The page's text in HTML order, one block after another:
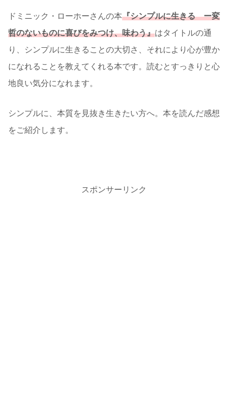
ドミニック・ローホーさんの本『シンプルに生きる ー変
哲のないものに喜びをみつけ、味わう』はタイトルの通
り、シンプルに生きることの大切さ、それにより心が豊か
になれることを教えてくれる本です。読むとすっきりと心
地良い気分になれます。
シンプルに、本質を見抜き生きたい方へ。本を読んだ感想
をご紹介します。
スポンサーリンク